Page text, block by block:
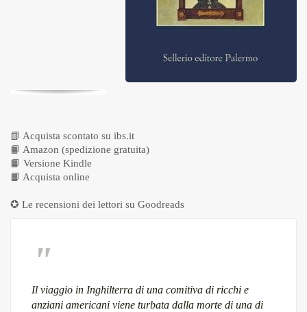
📗 Acquista scontato su ibs.it
📙 Amazon (spedizione gratuita)
📙 Versione Kindle
📙 Acquista online
✪ Le recensioni dei lettori su Goodreads
Il viaggio in Inghilterra di una comitiva di ricchi e
anziani americani viene turbata dalla morte di una di